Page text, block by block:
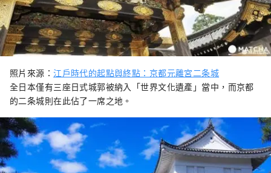
照片來源：江戶時代的起點與終點：京都元離宮二条城
全日本僅有三座日式城郭被納入「世界文化遺產」當中，而京都
的二条城則在此佔了一席之地。